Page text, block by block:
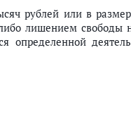
рублей или в
лишением свободы
определенной